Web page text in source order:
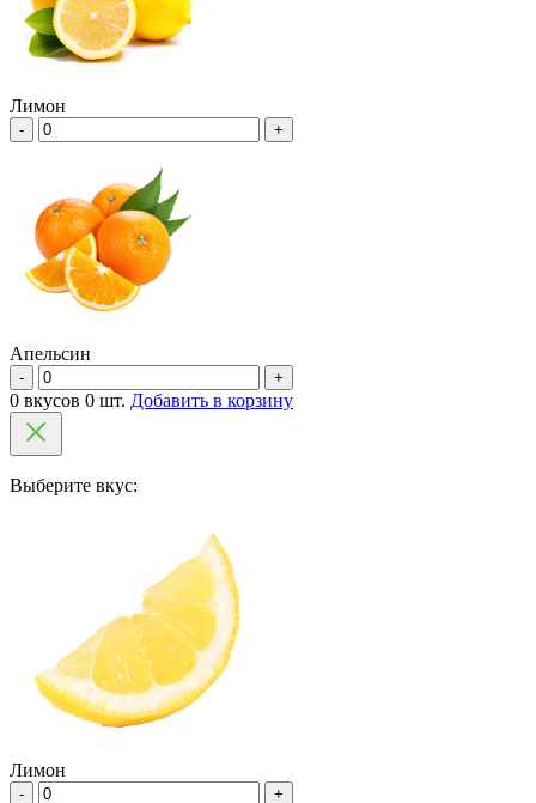
Лимон
- +
Апельсин
- +
0 вкусов 0 шт. Добавить в корзину
Выберите вкус:
Лимон
- +